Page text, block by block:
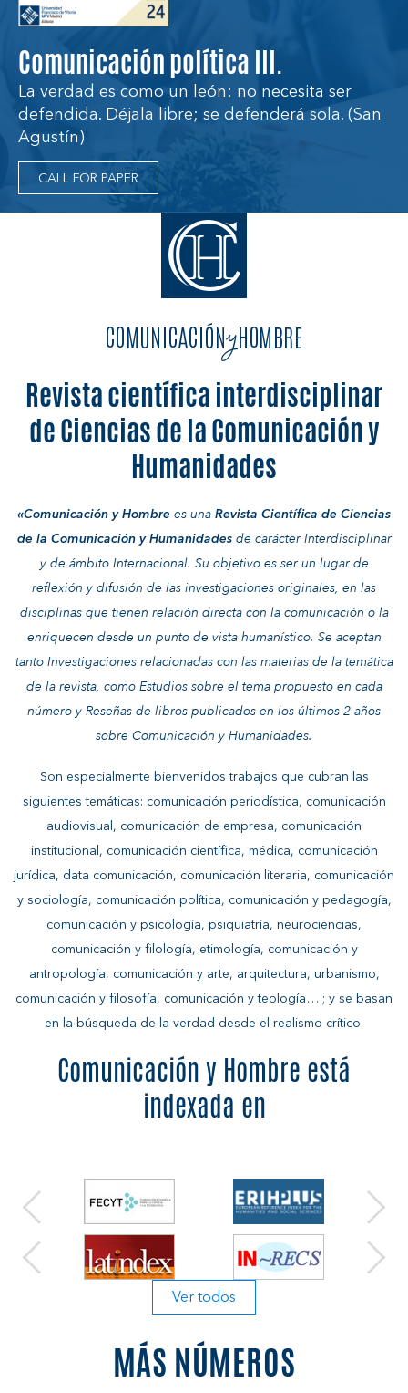
Comunicación política III.
La verdad es como un león: no necesita ser
defendida. Déjala libre; se defenderá sola. (San
Agustín)
CALL FOR PAPER
Revista científica interdisciplinar
de Ciencias de la Comunicación y
Humanidades
«Comunicación y Hombre es una Revista Científica de Ciencias
de la Comunicación y Humanidadesde carácter Interdisciplinar
y de ámbito Internacional. Su objetivo es ser un lugar de
reflexión y difusión de las investigaciones originales, en las
disciplinas que tienen relación directa con la comunicación o la
enriquecen desde un punto de vista humanístico. Se aceptan
tanto Investigaciones relacionadas con las materias de la temática
de la revista, como Estudios sobre el tema propuesto en cada
número y Reseñas de libros publicados en los últimos 2 años
sobre Comunicación y Humanidades.
Son especialmente bienvenidos trabajos que cubran las
siguientes temáticas: comunicación periodística, comunicación
audiovisual, comunicación de empresa, comunicación
institucional, comunicación científica, médica, comunicación
jurídica, data comunicación, comunicación literaria, comunicación
y sociología, comunicación política, comunicación y pedagogía,
comunicación y psicología, psiquiatría, neurociencias,
comunicación y filología, etimología, comunicación y
antropología, comunicación y arte, arquitectura, urbanismo,
comunicación y filosofía, comunicación y teología… ; y se basan
en la búsqueda de la verdad desde el realismo crítico.
Comunicación y Hombre está
indexada en
Ver todos
MÁS NÚMEROS